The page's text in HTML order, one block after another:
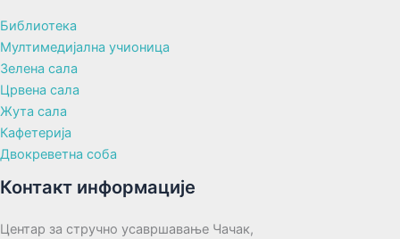
Библиотека
Мултимедијална учионица
Зелена сала
Црвена сала
Жута сала
Кафетерија
Двокреветна соба
Контакт информације
Центар за стручно усавршавање Чачак,